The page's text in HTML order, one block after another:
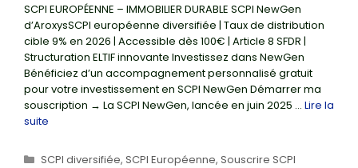
SCPI EUROPÉENNE – IMMOBILIER DURABLE SCPI NewGen
d’AroxysSCPI européenne diversifiée | Taux de distribution
cible 9% en 2026 | Accessible dès 100€ | Article 8 SFDR |
Structuration ELTIF innovante Investissez dans NewGen
Bénéficiez d’un accompagnement personnalisé gratuit
pour votre investissement en SCPI NewGen Démarrer ma
souscription → La SCPI NewGen, lancée en juin 2025 … Lire la
suite
Catégories
SCPI diversifiée, SCPI Européenne, Souscrire SCPI